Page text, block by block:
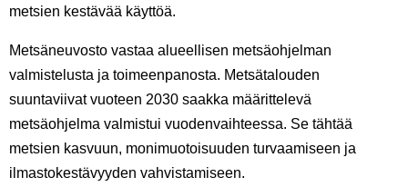
metsien kestävää käyttöä.
Metsäneuvosto vastaa alueellisen metsäohjelman
valmistelusta ja toimeenpanosta. Metsätalouden
suuntaviivat vuoteen 2030 saakka määrittelevä
metsäohjelma valmistui vuodenvaihteessa. Se tähtää
metsien kasvuun, monimuotoisuuden turvaamiseen ja
ilmastokestävyyden vahvistamiseen.